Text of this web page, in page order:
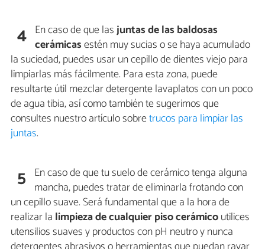
4 En caso de que lasjuntas de las baldosas
cerámicasestén muy sucias o se haya acumulado
la suciedad, puedes usar un cepillo de dientes viejo para
limpiarlas más fácilmente. Para esta zona, puede
resultarte útil mezclar detergente lavaplatos con un poco
de agua tibia, así como también te sugerimos que
consultes nuestro artículo sobretrucos para limpiar las
juntas.
5 En caso de que tu suelo de cerámico tenga alguna
mancha, puedes tratar de eliminarla frotando con
un cepillo suave. Será fundamental que a la hora de
realizar la limpieza de cualquier piso cerámicoutilices
utensilios suaves y productos con pH neutro y nunca